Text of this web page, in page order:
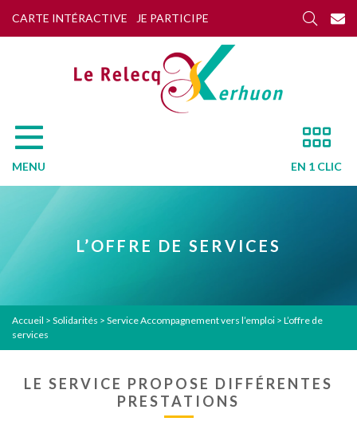
CARTE INTÉRACTIVE JE PARTICIPE
MENU EN 1 CLIC
L’OFFRE DE SERVICES
Accueil > Solidarités > Service Accompagnement vers l’emploi > L’offre de
services
LE SERVICE PROPOSE DIFFÉRENTES
PRESTATIONS